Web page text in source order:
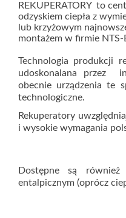
REKUPERATORY to
odzyskiem ciepła z
lub krzyżowym
montażem w firmie NTS-
Technologia produkcji
udoskonalana przez
obecnie urządzenia te
technologiczne.
Rekuperatory
i wysokie wymagania
Dostępne są
entalpicznym (oprócz